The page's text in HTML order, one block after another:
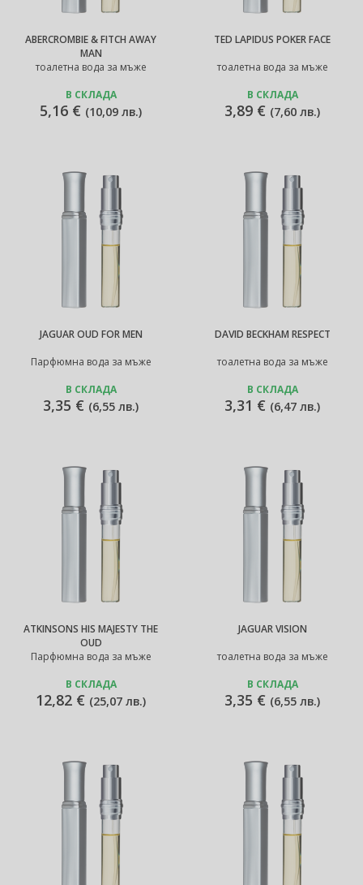
ABERCROMBIE & FITCH AWAY
MAN
тоалетна вода за мъже
В СКЛАДА
5,16 € (10,09 лв.)
TED LAPIDUS POKER FACE
тоалетна вода за мъже
В СКЛАДА
3,89 € (7,60 лв.)
JAGUAR OUD FOR MEN
Парфюмна вода за мъже
В СКЛАДА
3,35 € (6,55 лв.)
DAVID BECKHAM RESPECT
тоалетна вода за мъже
В СКЛАДА
3,31 € (6,47 лв.)
ATKINSONS HIS MAJESTY THE
OUD
Парфюмна вода за мъже
В СКЛАДА
12,82 € (25,07 лв.)
JAGUAR VISION
тоалетна вода за мъже
В СКЛАДА
3,35 € (6,55 лв.)